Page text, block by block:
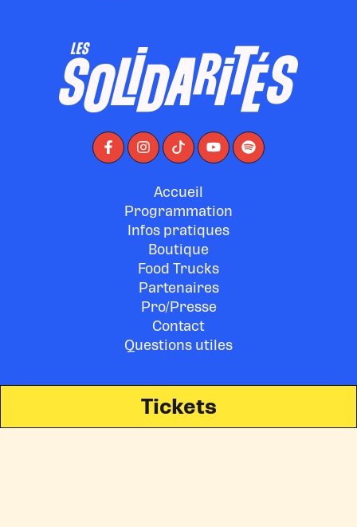
Tickets
Accueil
Programmation
Infos pratiques
Boutique
Food Trucks
Partenaires
Pro/Presse
Contact
Questions utiles